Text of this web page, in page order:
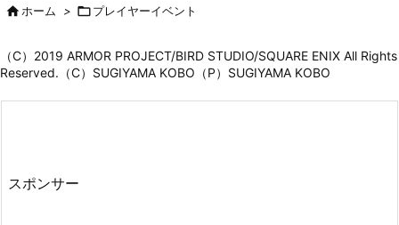
ホーム > プレイヤーイベント
（C）2019 ARMOR PROJECT/BIRD STUDIO/SQUARE ENIX All Rights
Reserved.（C）SUGIYAMA KOBO（P）SUGIYAMA KOBO
スポンサー